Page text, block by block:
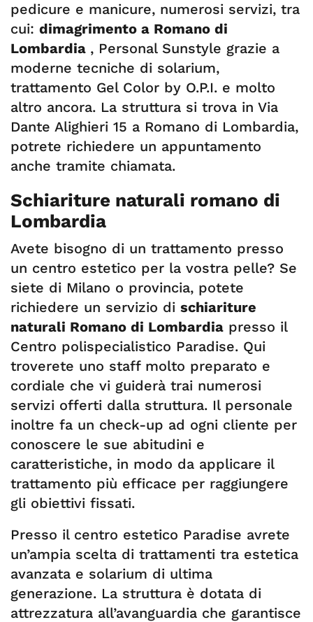
pedicure e manicure, numerosi servizi, tra
cui: dimagrimento a Romano di
Lombardia , Personal Sunstyle grazie a
moderne tecniche di solarium,
trattamento Gel Color by O.P.I. e molto
altro ancora. La struttura si trova in Via
Dante Alighieri 15 a Romano di Lombardia,
potrete richiedere un appuntamento
anche tramite chiamata.
Schiariture naturali romano di
Lombardia
Avete bisogno di un trattamento presso
un centro estetico per la vostra pelle? Se
siete di Milano o provincia, potete
richiedere un servizio di schiariture
naturali Romano di Lombardia presso il
Centro polispecialistico Paradise. Qui
troverete uno staff molto preparato e
cordiale che vi guiderà trai numerosi
servizi offerti dalla struttura. Il personale
inoltre fa un check-up ad ogni cliente per
conoscere le sue abitudini e
caratteristiche, in modo da applicare il
trattamento più efficace per raggiungere
gli obiettivi fissati.
Presso il centro estetico Paradise avrete
un’ampia scelta di trattamenti tra estetica
avanzata e solarium di ultima
generazione. La struttura è dotata di
attrezzatura all’avanguardia che garantisce